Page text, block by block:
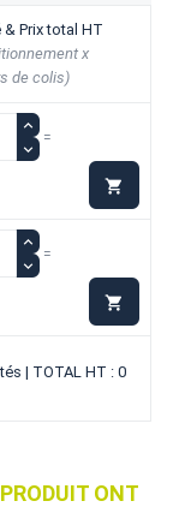
& Prix total HT
x
de colis)
=

=

| TOTAL HT : 0
ONT